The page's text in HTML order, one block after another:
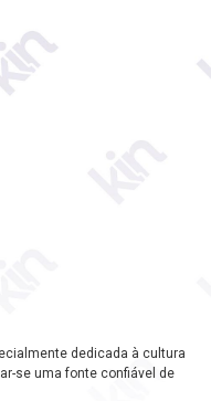
dedicada à cultura
se uma fonte confiável de